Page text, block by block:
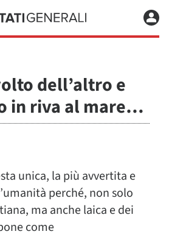
dell’altro e
in riva al mare…
unica, la più avvertita e
perché, non solo
ma anche laica e dei
come